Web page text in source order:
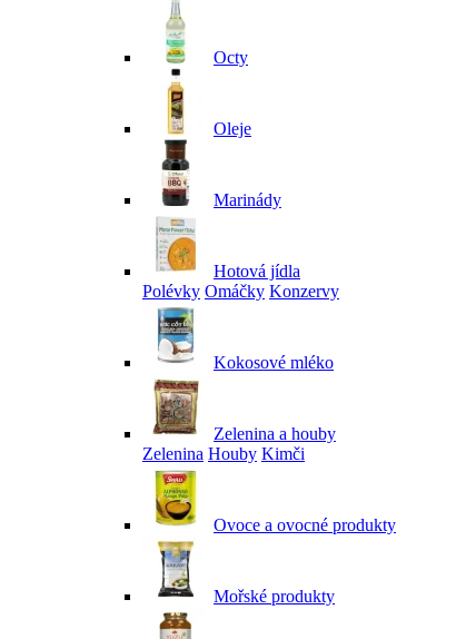
Octy
Oleje
Marinády
Hotová jídla
Polévky Omáčky Konzervy
Kokosové mléko
Zelenina a houby
Zelenina Houby Kimči
Ovoce a ovocné produkty
Mořské produkty